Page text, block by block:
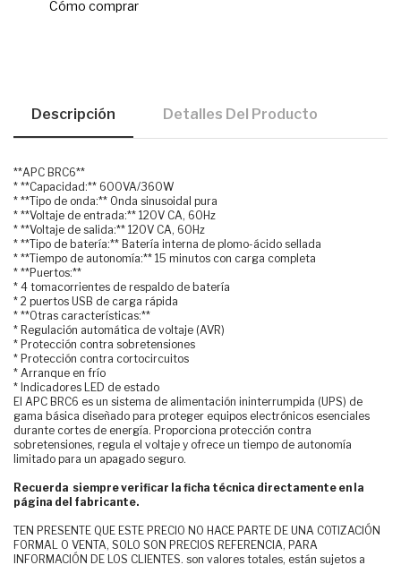
Cómo comprar
Descripción Detalles Del Producto
**APC BRC6**
* **Capacidad:** 600VA/360W
* **Tipo de onda:** Onda sinusoidal pura
* **Voltaje de entrada:** 120V CA, 60Hz
* **Voltaje de salida:** 120V CA, 60Hz
* **Tipo de batería:** Batería interna de plomo-ácido sellada
* **Tiempo de autonomía:** 15 minutos con carga completa
* **Puertos:**
* 4 tomacorrientes de respaldo de batería
* 2 puertos USB de carga rápida
* **Otras características:**
* Regulación automática de voltaje (AVR)
* Protección contra sobretensiones
* Protección contra cortocircuitos
* Arranque en frío
* Indicadores LED de estado
El APC BRC6 es un sistema de alimentación ininterrumpida (UPS) de
gama básica diseñado para proteger equipos electrónicos esenciales
durante cortes de energía. Proporciona protección contra
sobretensiones, regula el voltaje y ofrece un tiempo de autonomía
limitado para un apagado seguro.
Recuerda siempre verificar la ficha técnica directamente en la
página del fabricante.
TEN PRESENTE QUE ESTE PRECIO NO HACE PARTE DE UNA COTIZACIÓN
FORMAL O VENTA, SOLO SON PRECIOS REFERENCIA, PARA
INFORMACIÓN DE LOS CLIENTES. son valores totales, están sujetos a